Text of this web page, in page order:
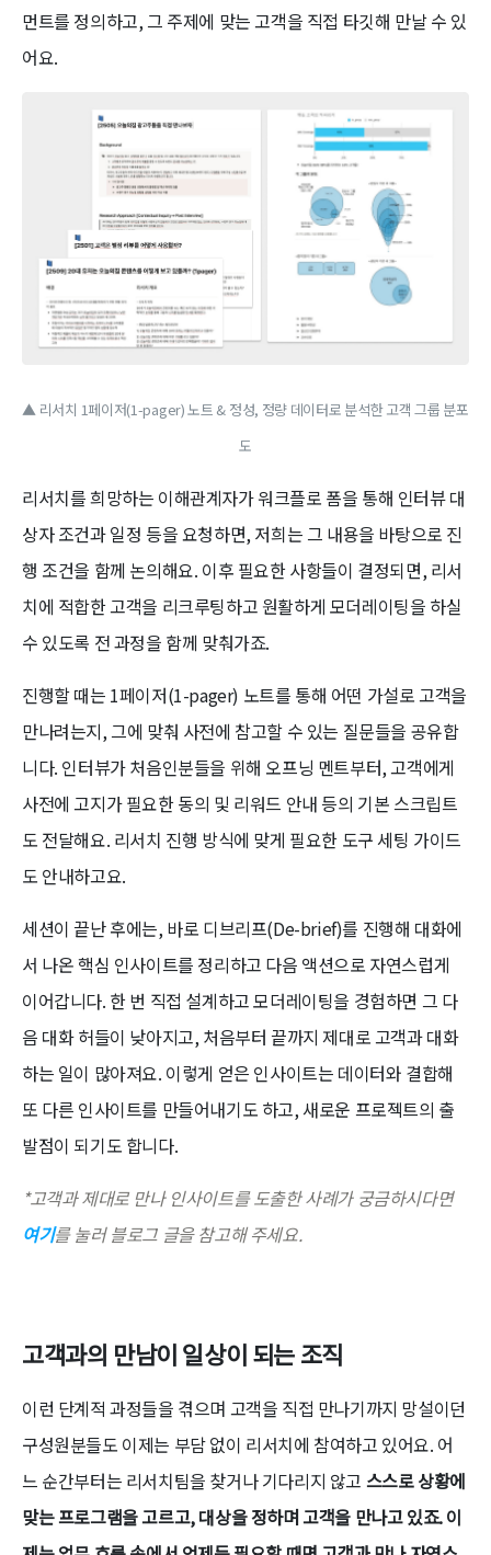
먼트를 정의하고, 그 주제에 맞는 고객을 직접 타깃해 만날 수 있
어요.
▲ 리서치 1페이저(1-pager) 노트 & 정성, 정량 데이터로 분석한 고객 그룹 분포
도
리서치를 희망하는 이해관계자가 워크플로 폼을 통해 인터뷰 대
상자 조건과 일정 등을 요청하면, 저희는 그 내용을 바탕으로 진
행 조건을 함께 논의해요. 이후 필요한 사항들이 결정되면, 리서
치에 적합한 고객을 리크루팅하고 원활하게 모더레이팅을 하실
수 있도록 전 과정을 함께 맞춰가죠.
진행할 때는 1페이저(1-pager) 노트를 통해 어떤 가설로 고객을
만나려는지, 그에 맞춰 사전에 참고할 수 있는 질문들을 공유합
니다. 인터뷰가 처음인분들을 위해 오프닝 멘트부터, 고객에게
사전에 고지가 필요한 동의 및 리워드 안내 등의 기본 스크립트
도 전달해요. 리서치 진행 방식에 맞게 필요한 도구 세팅 가이드
도 안내하고요.
세션이 끝난 후에는, 바로 디브리프(De-brief)를 진행해 대화에
서 나온 핵심 인사이트를 정리하고 다음 액션으로 자연스럽게
이어갑니다. 한 번 직접 설계하고 모더레이팅을 경험하면 그 다
음 대화 허들이 낮아지고, 처음부터 끝까지 제대로 고객과 대화
하는 일이 많아져요. 이렇게 얻은 인사이트는 데이터와 결합해
또 다른 인사이트를 만들어내기도 하고, 새로운 프로젝트의 출
발점이 되기도 합니다.
*고객과 제대로 만나 인사이트를 도출한 사례가 궁금하시다면
여기를 눌러 블로그 글을 참고해 주세요.
고객과의 만남이 일상이 되는 조직
이런 단계적 과정들을 겪으며 고객을 직접 만나기까지 망설이던
구성원분들도 이제는 부담 없이 리서치에 참여하고 있어요. 어
느 순간부터는 리서치팀을 찾거나 기다리지 않고 스스로 상황에
맞는 프로그램을 고르고, 대상을 정하며 고객을 만나고 있죠. 이